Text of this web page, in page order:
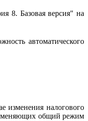
8. Базовая версия" на
автоматического
изменения налогового
общий режим